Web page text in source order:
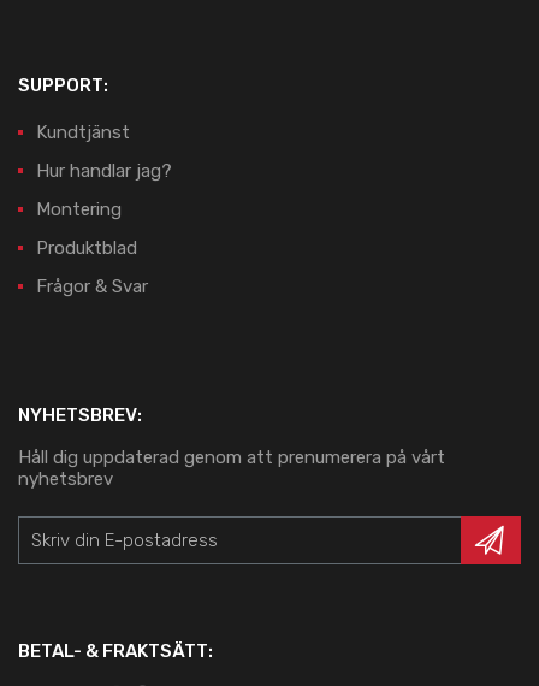
SUPPORT:
Kundtjänst
Hur handlar jag?
Montering
Produktblad
Frågor & Svar
NYHETSBREV:
Håll dig uppdaterad genom att prenumerera på vårt
nyhetsbrev
BETAL- & FRAKTSÄTT: